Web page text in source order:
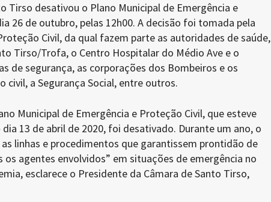
Tirso desativou o Plano Municipal de Emergência e
26 de outubro, pelas 12h00. A decisão foi tomada pela
Civil, da qual fazem parte as autoridades de saúde,
Tirso/Trofa, o Centro Hospitalar do Médio Ave e o
de segurança, as corporações dos Bombeiros e os
civil, a Segurança Social, entre outros.
Municipal de Emergência e Proteção Civil, que esteve
13 de abril de 2020, foi desativado. Durante um ano, o
linhas e procedimentos que garantissem prontidão de
agentes envolvidos” em situações de emergência no
esclarece o Presidente da Câmara de Santo Tirso,